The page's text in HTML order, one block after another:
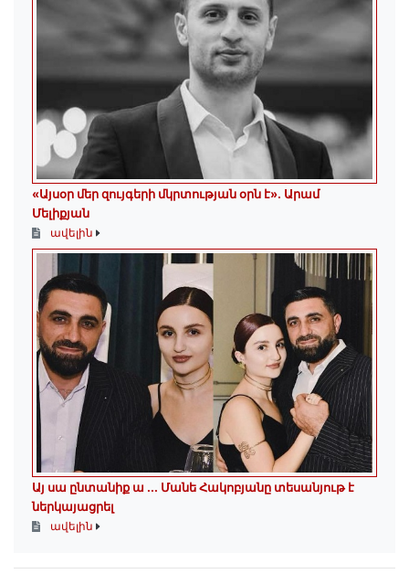
«Այսօր մեր զույգերի մկրտության օրն է»․ Արամ
Մելիքյան
ավելին
Այ սա ընտանիք ա ․․․ Մանե Հակոբյանը տեսանյութ է
ներկայացրել
ավելին